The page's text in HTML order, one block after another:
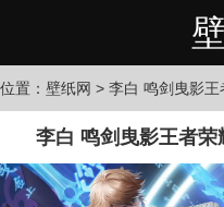
位置： 壁纸网 > 李白 鸣剑曳影
李白 鸣剑曳影王者